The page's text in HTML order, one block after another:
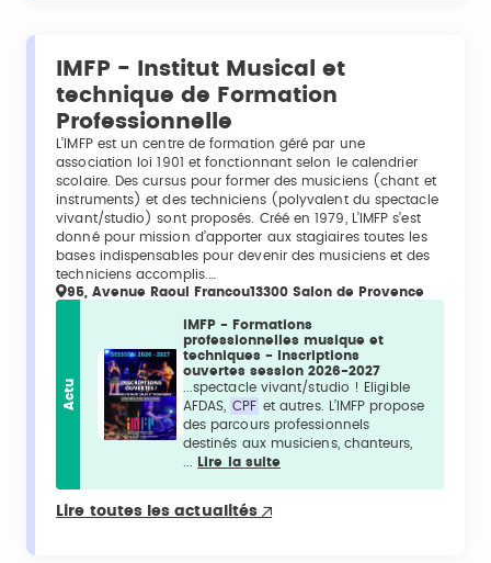
IMFP - Institut Musical et
technique de Formation
Professionnelle
L’IMFP est un centre de formation géré par une
association loi 1901 et fonctionnant selon le calendrier
scolaire. Des cursus pour former des musiciens (chant et
instruments) et des techniciens (polyvalent du spectacle
vivant/studio) sont proposés. Créé en 1979, L’IMFP s’est
donné pour mission d’apporter aux stagiaires toutes les
bases indispensables pour devenir des musiciens et des
techniciens accomplis.…
95, Avenue Raoul Francou13300 Salon de Provence
Actu
IMFP - Formations
professionnelles musique et
techniques - Inscriptions
ouvertes session 2026-2027
...spectacle vivant/studio ! Eligible
AFDAS,
CPF et autres. L’IMFP propose
des parcours professionnels
destinés aux musiciens, chanteurs,
Lire la suite
Lire toutes les actualités